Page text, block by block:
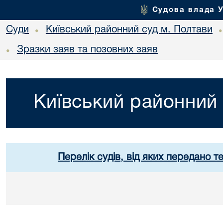
Судова влада
Суди • Київський районний суд м. Полтави •
• Зразки заяв та позовних заяв
Київський
Перелік судів, від яких передано